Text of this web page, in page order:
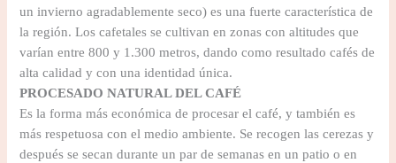
un invierno agradablemente seco) es una fuerte característica de
la región. Los cafetales se cultivan en zonas con altitudes que
varían entre 800 y 1.300 metros, dando como resultado cafés de
alta calidad y con una identidad única.
PROCESADO NATURAL DEL CAFÉ
Es la forma más económica de procesar el café, y también es
más respetuosa con el medio ambiente. Se recogen las cerezas y
después se secan durante un par de semanas en un patio o en